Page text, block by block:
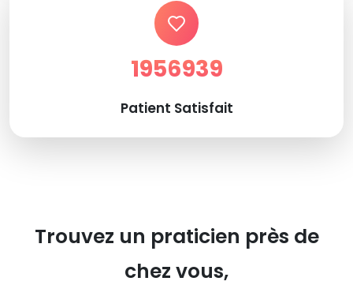
1956939
Patient Satisfait
Trouvez un praticien près de
chez vous,